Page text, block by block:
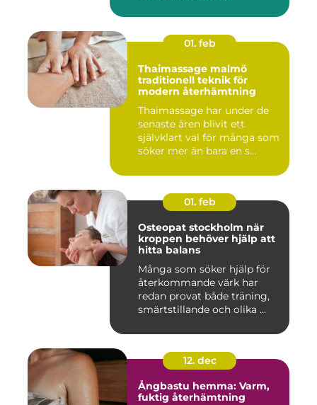
01. feb
Thaimassage malmö
traditionell teknik för
modern återhämtning
Thaimassage har under de
senaste åren blivit ett
självklart val för många som
söker mer än bara en s...
01. feb
Osteopat stockholm när
kroppen behöver hjälp att
hitta balans
Många som söker hjälp för
återkommande värk har
redan provat både träning,
smärtstillande och olika ...
12. dec
Ångbastu hemma: Varm,
fuktig återhämtning